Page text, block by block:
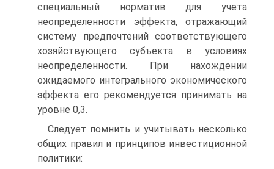
специальный норматив для учета
неопределенности эффекта, отражающий
систему предпочтений соответствующего
хозяйствующего субъекта в условиях
неопределенности. При нахождении
ожидаемого интегрального экономического
эффекта его рекомендуется принимать на
уровне 0,3.
Следует помнить и учитывать несколько
общих правил и принципов инвестиционной
политики: